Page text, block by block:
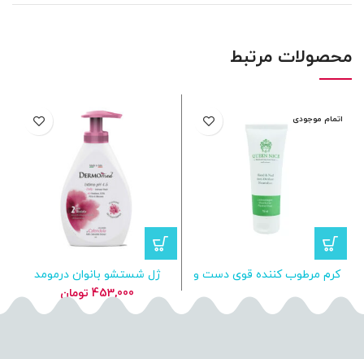
محصولات مرتبط
اتمام موجودی
کرم مرطوب کننده قوی دست و
ژل شستشو بانوان درمومد
Dermomed راحیه گل های بهاری453,000 تومان